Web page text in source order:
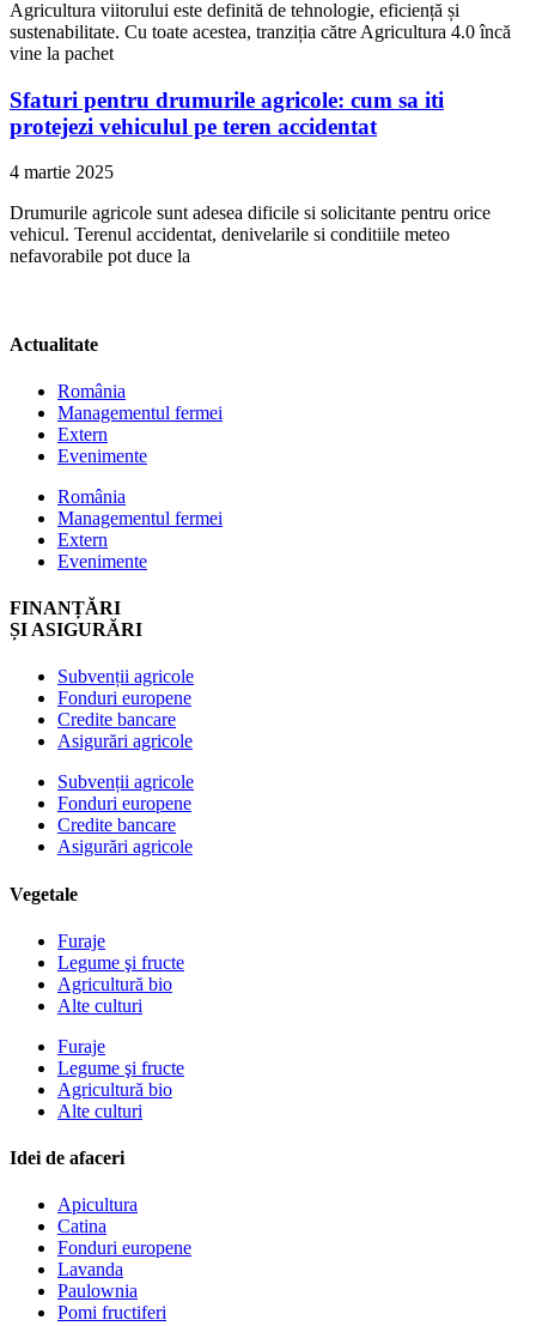
Agricultura viitorului este definită de tehnologie, eficiență și
sustenabilitate. Cu toate acestea, tranziția către Agricultura 4.0 încă
vine la pachet
Sfaturi pentru drumurile agricole: cum sa iti
protejezi vehiculul pe teren accidentat
4 martie 2025
Drumurile agricole sunt adesea dificile si solicitante pentru orice
vehicul. Terenul accidentat, denivelarile si conditiile meteo
nefavorabile pot duce la
Actualitate
România
Managementul fermei
Extern
Evenimente
România
Managementul fermei
Extern
Evenimente
FINANȚĂRI
ȘI ASIGURĂRI
Subvenții agricole
Fonduri europene
Credite bancare
Asigurări agricole
Subvenții agricole
Fonduri europene
Credite bancare
Asigurări agricole
Vegetale
Furaje
Legume şi fructe
Agricultură bio
Alte culturi
Furaje
Legume şi fructe
Agricultură bio
Alte culturi
Idei de afaceri
Apicultura
Catina
Fonduri europene
Lavanda
Paulownia
Pomi fructiferi